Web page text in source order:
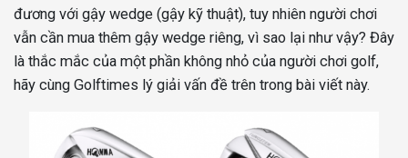
đương với gậy wedge (gậy kỹ thuật), tuy nhiên người chơi
vẫn cần mua thêm gậy wedge riêng, vì sao lại như vậy? Đây
là thắc mắc của một phần không nhỏ của người chơi golf,
hãy cùng Golftimes lý giải vấn đề trên trong bài viết này.